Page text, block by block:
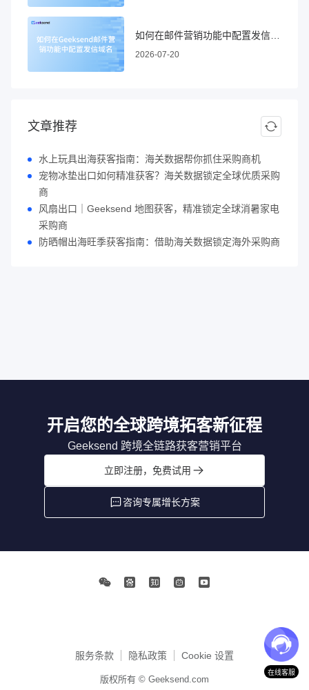
2026-07-20
文章推荐
水上玩具出海获客指南：海关数据帮你抓住采购商机
宠物冰垫出口如何精准获客？海关数据锁定全球优质采购
商
风扇出口｜Geeksend 地图获客，精准锁定全球消暑家电
采购商
防晒帽出海旺季获客指南：借助海关数据锁定海外采购商
开启您的全球跨境拓客新征程
Geeksend 跨境全链路获客营销平台
立即注册，免费试用
咨询专属增长方案
服务条款 隐私政策 Cookie 设置
版权所有 © Geeksend.com
在线客服